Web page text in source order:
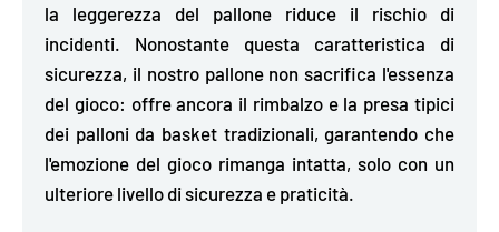
la leggerezza del pallone riduce il rischio di
incidenti. Nonostante questa caratteristica di
sicurezza, il nostro pallone non sacrifica l'essenza
del gioco: offre ancora il rimbalzo e la presa tipici
dei palloni da basket tradizionali, garantendo che
l'emozione del gioco rimanga intatta, solo con un
ulteriore livello di sicurezza e praticità.